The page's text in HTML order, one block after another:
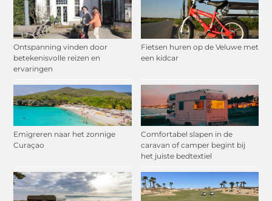
Ontspanning vinden door
betekenisvolle reizen en
ervaringen
Fietsen huren op de Veluwe met
een kidcar
Emigreren naar het zonnige
Curaçao
Comfortabel slapen in de
caravan of camper begint bij
het juiste bedtextiel